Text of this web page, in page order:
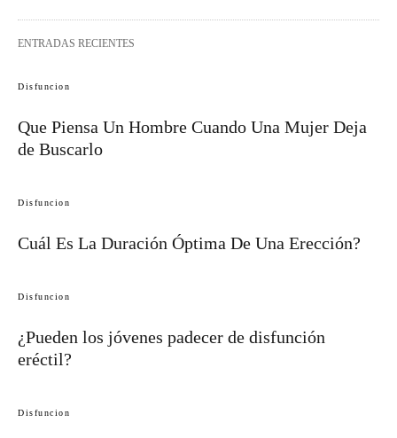
ENTRADAS RECIENTES
Disfuncion
Que Piensa Un Hombre Cuando Una Mujer Deja
de Buscarlo
Disfuncion
Cuál Es La Duración Óptima De Una Erección?
Disfuncion
¿Pueden los jóvenes padecer de disfunción
eréctil?
Disfuncion